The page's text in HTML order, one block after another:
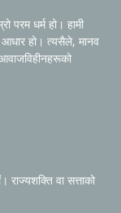
परम धर्म हो। हामी
आधार हो। त्यसैले, मानव
राज्यशक्ति वा सत्ताको